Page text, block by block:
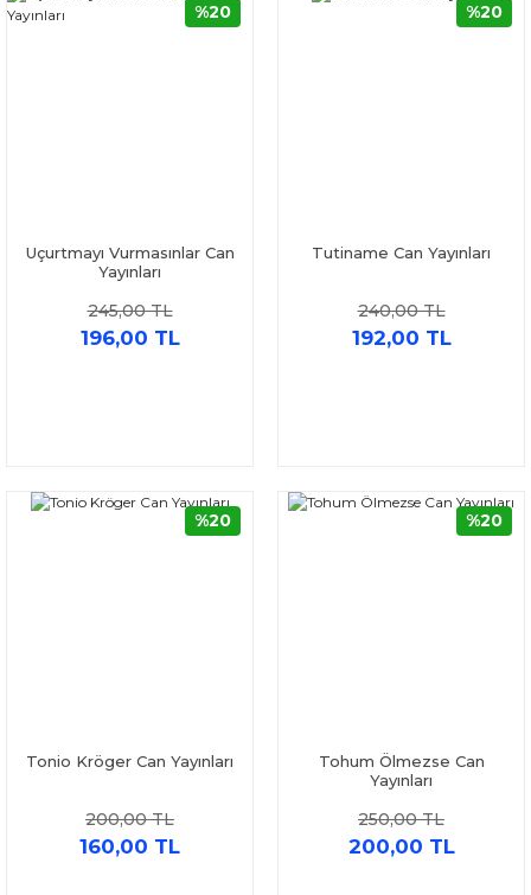
Uçurtmayı Vurmasınlar Can
Yayınları
245,00 TL
196,00 TL
%20
Tutiname Can Yayınları
240,00 TL
192,00 TL
%20
Tonio Kröger Can Yayınları
200,00 TL
160,00 TL
%20
Tohum Ölmezse Can
Yayınları
250,00 TL
200,00 TL
%20